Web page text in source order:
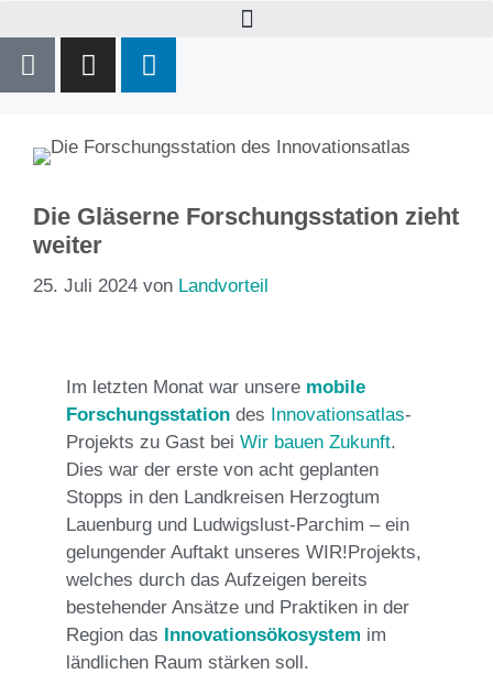
Die Gläserne Forschungsstation zieht
weiter
25. Juli 2024 von Landvorteil
Im letzten Monat war unsere mobile
Forschungsstation des Innovationsatlas-
Projekts zu Gast bei Wir bauen Zukunft.
Dies war der erste von acht geplanten
Stopps in den Landkreisen Herzogtum
Lauenburg und Ludwigslust-Parchim – ein
gelungender Auftakt unseres WIR!Projekts,
welches durch das Aufzeigen bereits
bestehender Ansätze und Praktiken in der
Region das Innovationsökosystem im
ländlichen Raum stärken soll.